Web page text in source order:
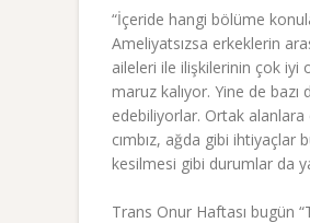
“İçeride hangi bölüme
Ameliyatsızsa erkeklerin
aileleri ile ilişkilerinin çok iyi
maruz kalıyor. Yine de
edebiliyorlar. Ortak alanlara
cımbız, ağda gibi ihtiyaçlar
kesilmesi gibi durumlar da
Trans Onur Haftası bugün